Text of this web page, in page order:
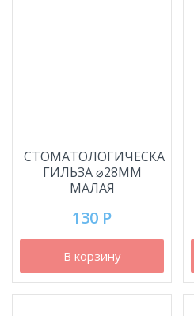
СТОМАТОЛОГИЧЕСКАЯ
ГИЛЬЗА ⌀28ММ
МАЛАЯ
130 Р
В корзину